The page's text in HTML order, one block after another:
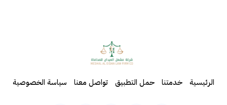
الرئيسية خدمتنا حمل التطبيق تواصل معنا سياسة الخصوصية